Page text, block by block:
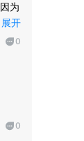
为
提
展开
0
0